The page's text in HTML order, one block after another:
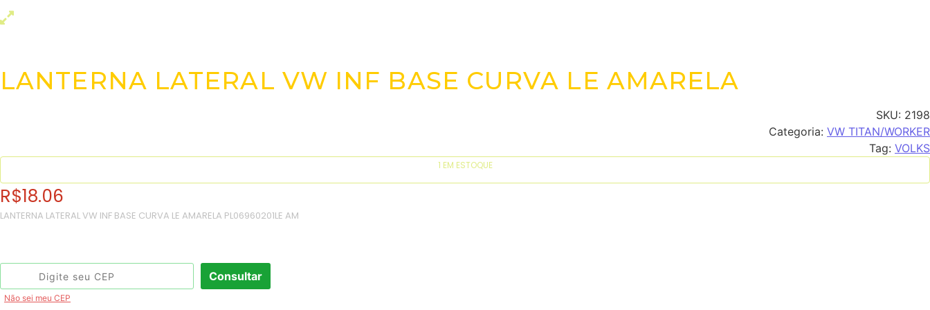
LANTERNA LATERAL VW INF BASE CURVA LE AMARELA
SKU: 2198
Categoria: VW TITAN/WORKER
Tag: VOLKS
1 EM ESTOQUE
R$18.06
LANTERNA LATERAL VW INF BASE CURVA LE AMARELA PL06960201LE AM
Consultar
Não sei meu CEP